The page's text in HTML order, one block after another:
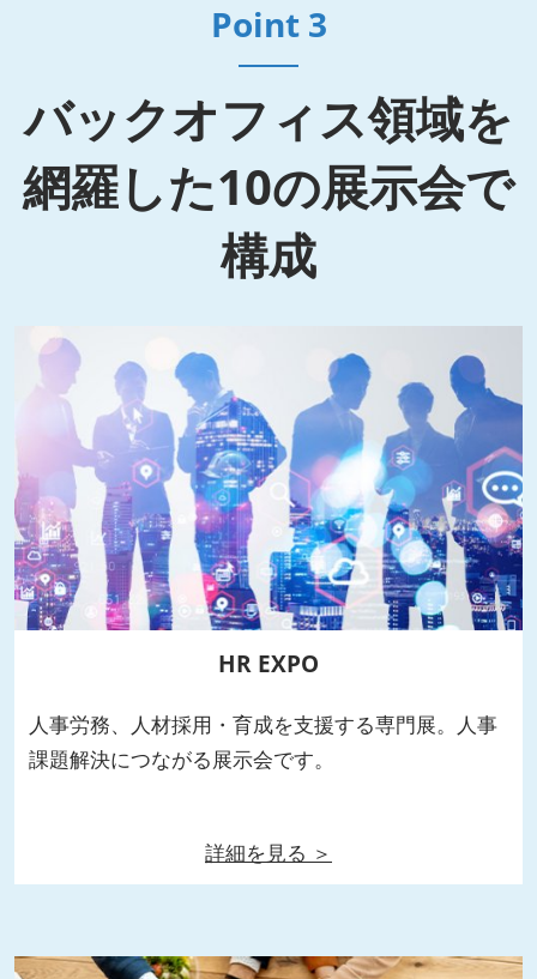
Point 3
バックオフィス領域を
網羅した10の展示会で
構成
HR EXPO
人事労務、人材採用・育成を支援する専門展。人事
課題解決につながる展示会です。
詳細を見る ＞